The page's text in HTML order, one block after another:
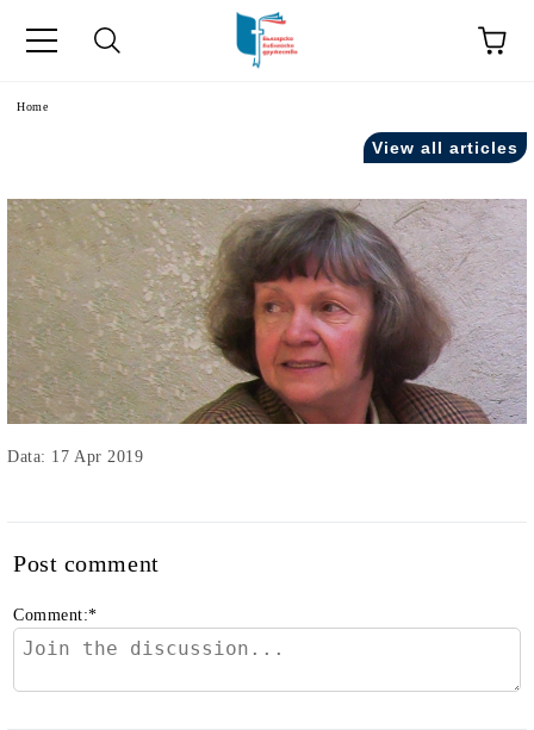
Home
View all articles
Data: 17 Apr 2019
Post comment
Comment:*